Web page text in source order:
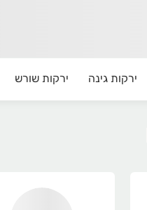
ירקות גינה ירקות שורש